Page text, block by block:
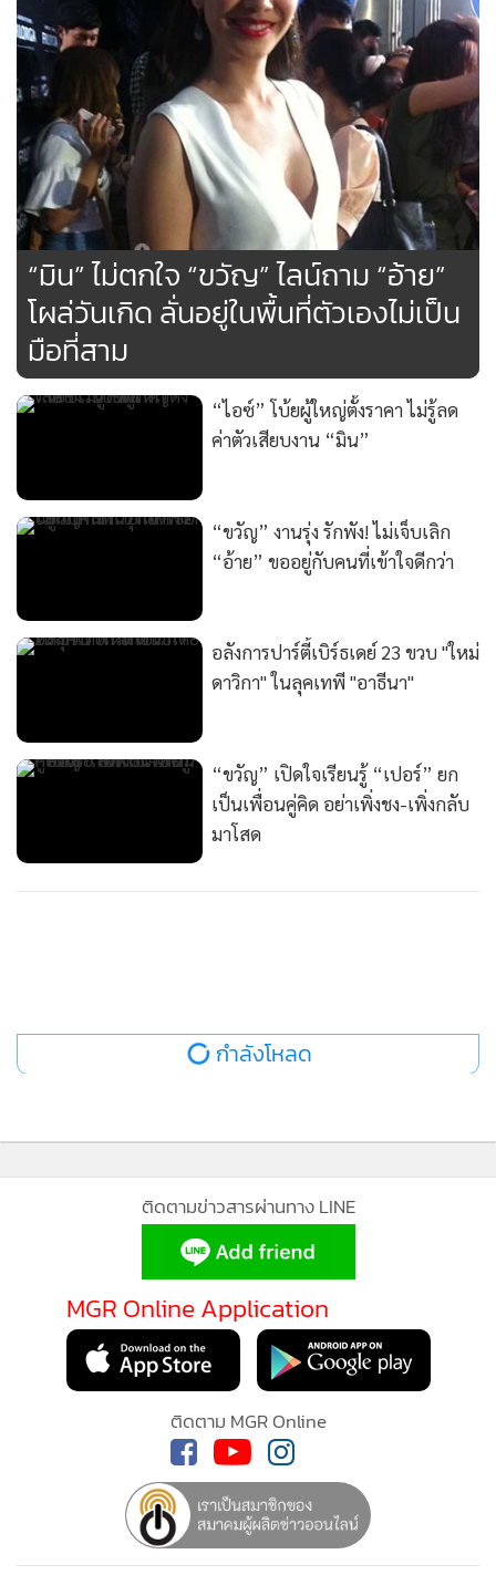
เคลื่อนไหวของข้อมูลข่าวสาร ตอบสนองผู้อ่านามเราได้นับตั้งแต่
บัดนี้เป็นต้นไป
“มิน” ไม่ตกใจ “ขวัญ” ไลน์ถาม “อ้าย”
โผล่วันเกิด ลั่นอยู่ในพื้นที่ตัวเองไม่เป็น
มือที่สาม
“ไอซ์” โบ้ยผู้ใหญ่ตั้งราคา ไม่รู้ลด
ค่าตัวเสียบงาน “มิน”
“ขวัญ” งานรุ่ง รักพัง! ไม่เจ็บเลิก
“อ้าย” ขออยู่กับคนที่เข้าใจดีกว่า
อลังการปาร์ตี้เบิร์ธเดย์ 23 ขวบ "ใหม่
ดาวิกา" ในลุคเทพี "อาธีนา"
“ขวัญ” เปิดใจเรียนรู้ “เปอร์” ยก
เป็นเพื่อนคู่คิด อย่าเพิ่งชง-เพิ่งกลับ
มาโสด
กำลังโหลด
ติดตามข่าวสารผ่านทาง LINE
MGR Online Application
ติดตาม MGR Online